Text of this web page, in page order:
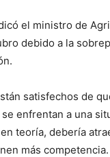
el ministro de
debido a la
satisfechos de
enfrentan a una
teoría, debería
más competencia.